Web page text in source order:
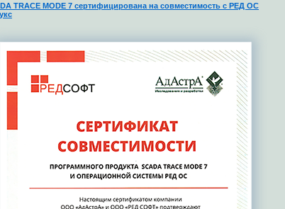
TRACE MODE 7 сертифицирована на совместимость с РЕД ОС